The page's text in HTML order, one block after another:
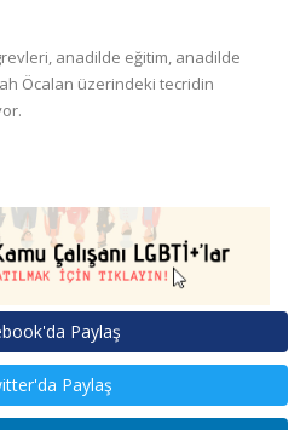
anadilde eğitim, anadilde
Öcalan üzerindeki tecridin
Paylaş
Paylaş